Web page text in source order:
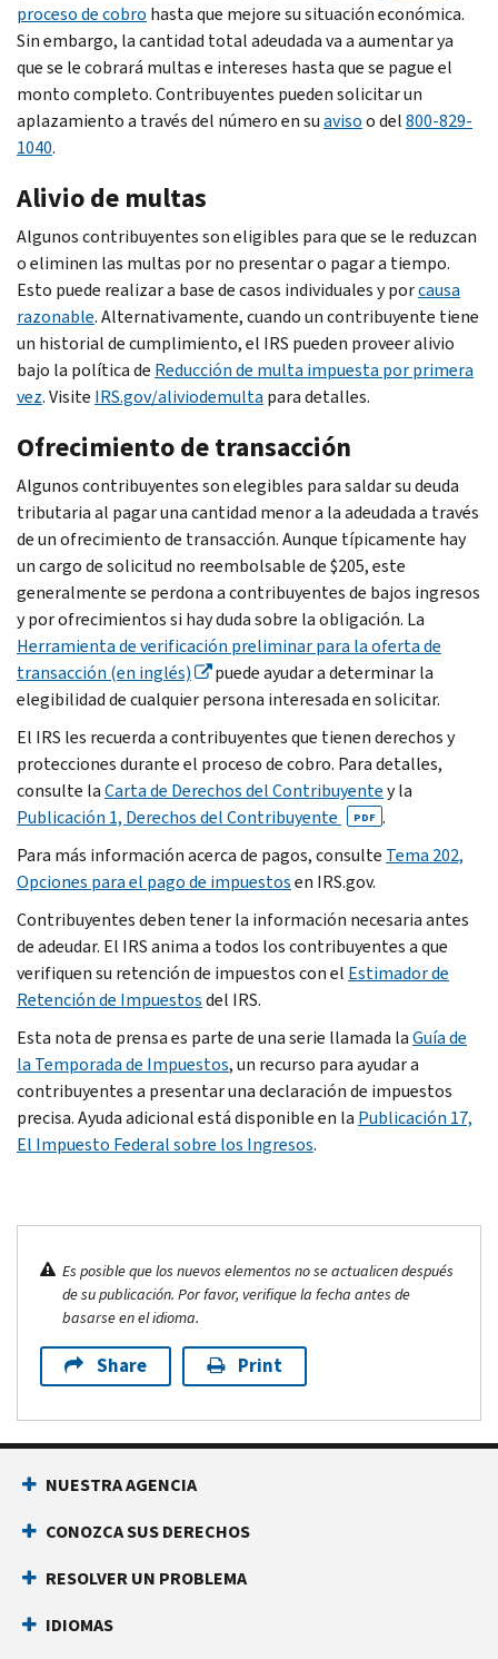
proceso de cobro hasta que mejore su situación económica.
Sin embargo, la cantidad total adeudada va a aumentar ya
que se le cobrará multas e intereses hasta que se pague el
monto completo. Contribuyentes pueden solicitar un
aplazamiento a través del número en suavisoo del800-829-
1040.
Alivio de multas
Algunos contribuyentes son eligibles para que se le reduzcan
o eliminen las multas por no presentar o pagar a tiempo.
Esto puede realizar a base de casos individuales y porcausa
razonable. Alternativamente, cuando un contribuyente tiene
un historial de cumplimiento, el IRS pueden proveer alivio
bajo la política de Reducción de multa impuesta por primera
vez. Visite IRS.gov/aliviodemulta para detalles.
Ofrecimiento de transacción
Algunos contribuyentes son elegibles para saldar su deuda
tributaria al pagar una cantidad menor a la adeudada a través
de un ofrecimiento de transacción. Aunque típicamente hay
un cargo de solicitud no reembolsable de $205, este
generalmente se perdona a contribuyentes de bajos ingresos
y por ofrecimientos si hay duda sobre la obligación. La
Herramienta de verificación preliminar para la oferta de
transacción (en inglés)
puede ayudar a determinar la
elegibilidad de cualquier persona interesada en solicitar.
El IRS les recuerda a contribuyentes que tienen derechos y
protecciones durante el proceso de cobro. Para detalles,
consulte laCarta de Derechos del Contribuyentey la
Publicación 1, Derechos del Contribuyente
PDF .
Para más información acerca de pagos, consulte Tema 202,
Opciones para el pago de impuestosen IRS.gov.
Contribuyentes deben tener la información necesaria antes
de adeudar. El IRS anima a todos los contribuyentes a que
verifiquen su retención de impuestos con el Estimador de
Retención de Impuestosdel IRS.
Esta nota de prensa es parte de una serie llamada laGuía de
la Temporada de Impuestos, un recurso para ayudar a
contribuyentes a presentar una declaración de impuestos
precisa. Ayuda adicional está disponible en la Publicación 17,
El Impuesto Federal sobre los Ingresos.
Es posible que los nuevos elementos no se actualicen después
de su publicación. Por favor, verifique la fecha antes de
basarse en el idioma.
Share Print
NUESTRA AGENCIA
CONOZCA SUS DERECHOS
RESOLVER UN PROBLEMA
IDIOMAS